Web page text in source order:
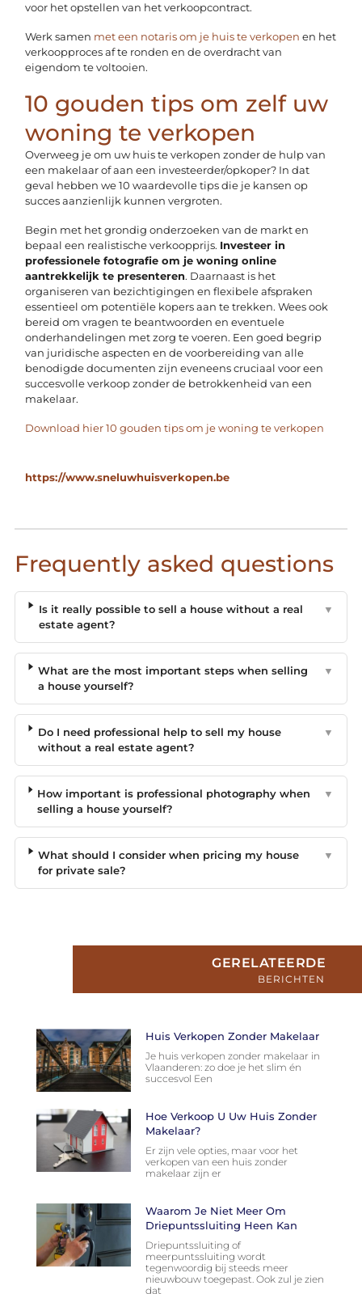
voor het opstellen van het verkoopcontract.
Werk samen met een notaris om je huis te verkopen en het
verkoopproces af te ronden en de overdracht van
eigendom te voltooien.
10 gouden tips om zelf uw
woning te verkopen
Overweeg je om uw huis te verkopen zonder de hulp van
een makelaar of aan een investeerder/opkoper? In dat
geval hebben we 10 waardevolle tips die je kansen op
succes aanzienlijk kunnen vergroten.
Begin met het grondig onderzoeken van de markt en
bepaal een realistische verkoopprijs. Investeer in
professionele fotografie om je woning online
aantrekkelijk te presenteren. Daarnaast is het
organiseren van bezichtigingen en flexibele afspraken
essentieel om potentiële kopers aan te trekken. Wees ook
bereid om vragen te beantwoorden en eventuele
onderhandelingen met zorg te voeren. Een goed begrip
van juridische aspecten en de voorbereiding van alle
benodigde documenten zijn eveneens cruciaal voor een
succesvolle verkoop zonder de betrokkenheid van een
makelaar.
Download hier 10 gouden tips om je woning te verkopen
https://www.sneluwhuisverkopen.be
Frequently asked questions
Is it really possible to sell a house without a real
estate agent?
▼
What are the most important steps when selling
a house yourself?
▼
Do I need professional help to sell my house
without a real estate agent?
▼
How important is professional photography when
selling a house yourself?
▼
What should I consider when pricing my house
for private sale?
▼
GERELATEERDE
BERICHTEN
Huis Verkopen Zonder Makelaar
Je huis verkopen zonder makelaar in
Vlaanderen: zo doe je het slim én
succesvol Een
Hoe Verkoop U Uw Huis Zonder
Makelaar?
Er zijn vele opties, maar voor het
verkopen van een huis zonder
makelaar zijn er
Waarom Je Niet Meer Om
Driepuntssluiting Heen Kan
Driepuntssluiting of
meerpuntssluiting wordt
tegenwoordig bij steeds meer
nieuwbouw toegepast. Ook zul je zien
dat